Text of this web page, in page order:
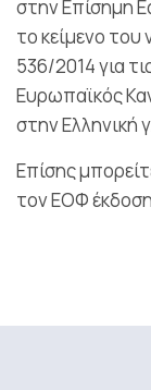
στην Επίσημη
το κείμενο
536/2014 για
Ευρωπαϊκός
στην Ελληνική
Επίσης
τον ΕΟΦ